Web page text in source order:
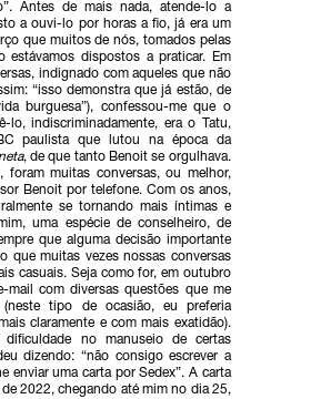
Antes de mais nada, atende-lo a
a ouvi-lo por horas a fio, já era um
que muitos de nós, tomados pelas
estávamos dispostos a praticar. Em
indignado com aqueles que não
“isso demonstra que já estão, de
burguesa”), confessou-me que o
lo, indiscriminadamente, era o Tatu,
paulista que lutou na época da
, de que tanto Benoit se orgulhava.
foram muitas conversas, ou melhor,
Benoit por telefone. Com os anos,
se tornando mais íntimas e
uma espécie de conselheiro, de
que alguma decisão importante
que muitas vezes nossas conversas
casuais. Seja como for, em outubro
mail com diversas questões que me
(neste tipo de ocasião, eu preferia
claramente e com mais exatidão).
no manuseio de certas
dizendo: “não consigo escrever a
enviar uma carta por Sedex”. A carta
2022, chegando até mim no dia 25,